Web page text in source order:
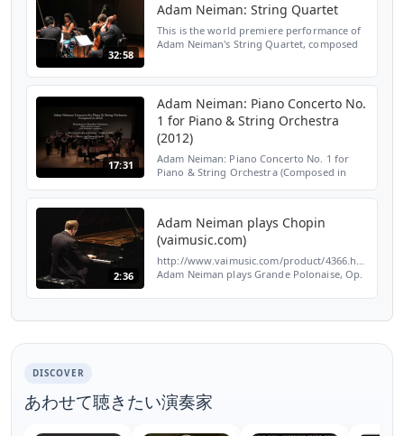
32:58
Adam Neiman: String Quartet
This is the world premiere performance of
Adam Neiman's String Quartet, composed
17:31
Adam Neiman: Piano Concerto No.
1 for Piano & String Orchestra
(2012)
Adam Neiman: Piano Concerto No. 1 for
Piano & String Orchestra (Composed in
2:36
Adam Neiman plays Chopin
(vaimusic.com)
http://www.vaimusic.com/product/4366.html
Adam Neiman plays Grande Polonaise, Op.
DISCOVER
あわせて聴きたい演奏家